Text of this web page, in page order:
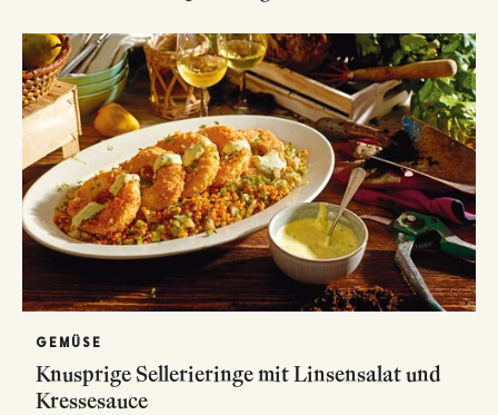
GEMÜSE
Knusprige Sellerieringe mit Linsensalat und
Kressesauce